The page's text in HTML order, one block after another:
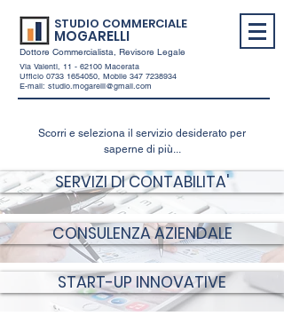
STUDIO COMMERCIALE
MOGARELLI
Dottore Commercialista, Revisore Legale
Via Valenti, 11 - 62100 Macerata
Ufficio 0733 1654050, Mobile 347 7238934
E-mail: studio.mogarelli@gmail.com
Scorri e seleziona il servizio desiderato per
saperne di più...
SERVIZI DI CONTABILITA'
CONSULENZA AZIENDALE
START-UP INNOVATIVE